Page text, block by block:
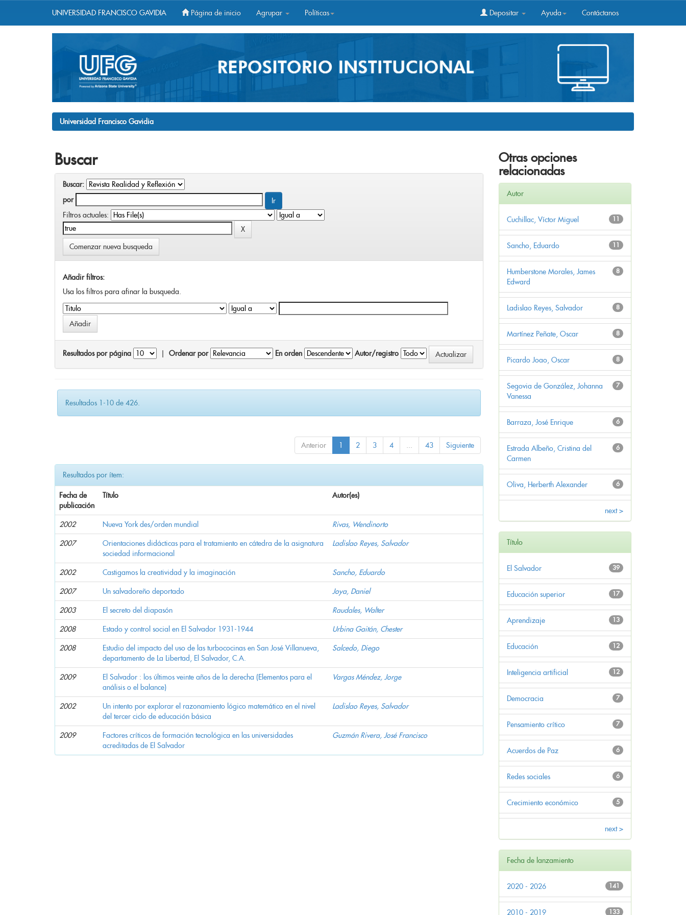
UNIVERSIDAD FRANCISCO GAVIDIA Página de inicio Agrupar Políticas Depositar Ayuda Contáctanos
Universidad Francisco Gavidia
Buscar
Buscar:
por
Filtros actuales:
Comenzar nueva busqueda
Añadir filtros:
Usa los filtros para afinar la busqueda.
Resultados por página Ordenar por En orden Autor/registro
Resultados 1-10 de 426.
Anterior 1 2 3 4 ... 43 Siguiente
Resultados por ítem:
Fecha de
publicación
Título Autor(es)
2002 Nueva York des/orden mundial Rivas, Wendinorto
2007
Orientaciones didácticas para el tratamiento en cátedra de la asignatura
sociedad informacional
Ladislao Reyes, Salvador
2002 Castigamos la creatividad y la imaginación Sancho, Eduardo
2007 Un salvadoreño deportado Joya, Daniel
2003 El secreto del diapasón Raudales, Walter
2008 Estado y control social en El Salvador 1931-1944 Urbina Gaitán, Chester
2008
Estudio del impacto del uso de las turbococinas en San José Villanueva,
departamento de La Libertad, El Salvador, C.A.
Salcedo, Diego
2009
El Salvador : los últimos veinte años de la derecha (Elementos para el
análisis o el balance)
Vargas Méndez, Jorge
2002
Un intento por explorar el razonamiento lógico matemático en el nivel
del tercer ciclo de educación básica
Ladislao Reyes, Salvador
2009
Factores críticos de formación tecnológica en las universidades
acreditadas de El Salvador
Guzmán Rivera, José Francisco
Otras opciones
relacionadas
Autor
11
Cuchillac, Víctor Miguel
11
Sancho, Eduardo
8
Humberstone Morales, James
Edward
8
Ladislao Reyes, Salvador
8
Martínez Peñate, Oscar
8
Picardo Joao, Oscar
7
Segovia de González, Johanna
Vanessa
6
Barraza, José Enrique
6
Estrada Albeño, Cristina del
Carmen
6
Oliva, Herberth Alexander
next >
Título
39
El Salvador
17
Educación superior
13
Aprendizaje
12
Educación
12
Inteligencia artificial
7
Democracia
7
Pensamiento crítico
6
Acuerdos de Paz
6
Redes sociales
5
Crecimiento económico
next >
Fecha de lanzamiento
141
2020 - 2026
133
2010 - 2019